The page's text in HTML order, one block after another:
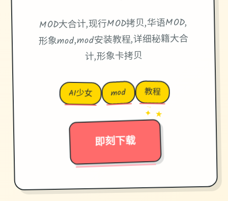
MOD大合计,现行MOD拷贝,华语MOD,
形象mod,mod安装教程,详细秘籍大合
计,形象卡拷贝
AI少女 mod 教程
即刻下载
→
✦ ★